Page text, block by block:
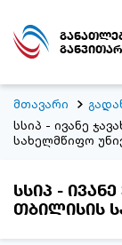
მთავარი
სსიპ - ივანე
სახელმწიფო
სსიპ -
თბილისის